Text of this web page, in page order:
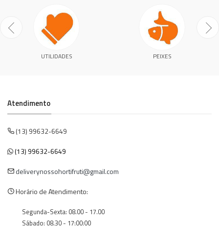
UTILIDADES PEIXES
Atendimento
(13) 99632-6649
(13) 99632-6649
deliverynossohortifruti@gmail.com
Horário de Atendimento:
Segunda-Sexta: 08.00 - 17.00
Sábado: 08.30 - 17:00:00